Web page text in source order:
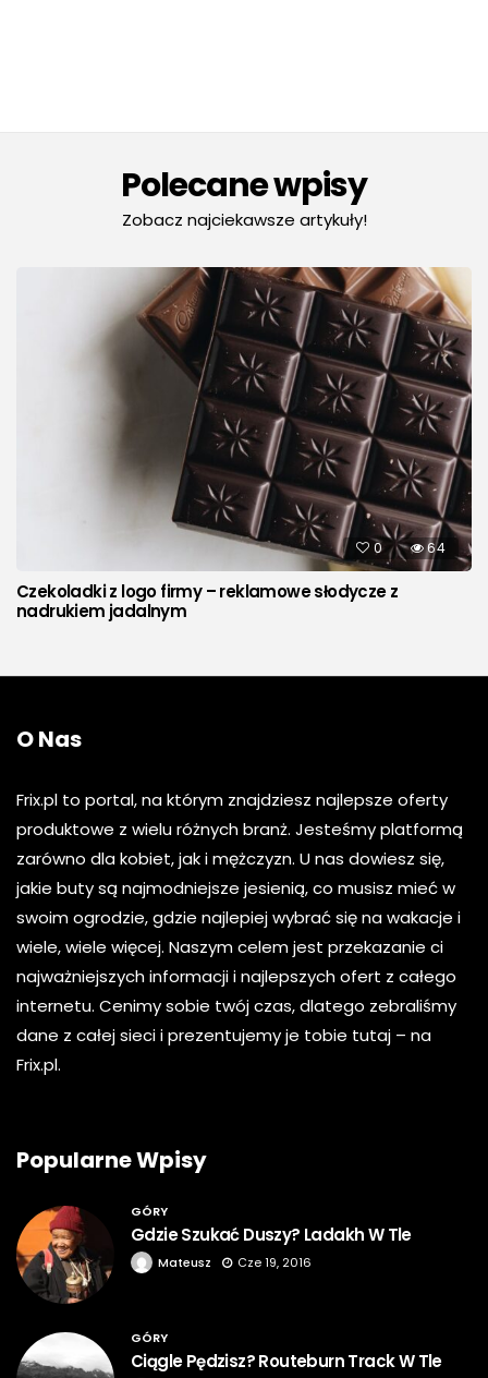
Polecane wpisy
Zobacz najciekawsze artykuły!
0 64
Czekoladki z logo firmy – reklamowe słodycze z
nadrukiem jadalnym
O Nas
Frix.pl to portal, na którym znajdziesz najlepsze oferty
produktowe z wielu różnych branż. Jesteśmy platformą
zarówno dla kobiet, jak i mężczyzn. U nas dowiesz się,
jakie buty są najmodniejsze jesienią, co musisz mieć w
swoim ogrodzie, gdzie najlepiej wybrać się na wakacje i
wiele, wiele więcej. Naszym celem jest przekazanie ci
najważniejszych informacji i najlepszych ofert z całego
internetu. Cenimy sobie twój czas, dlatego zebraliśmy
dane z całej sieci i prezentujemy je tobie tutaj – na
Frix.pl.
Popularne Wpisy
GÓRY
Gdzie Szukać Duszy? Ladakh W Tle
Mateusz Cze 19, 2016
GÓRY
Ciągle Pędzisz? Routeburn Track W Tle